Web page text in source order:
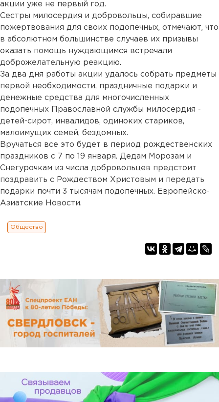
акции уже не первый год.
Сестры милосердия и добровольцы, собиравшие
пожертвования для своих подопечных, отмечают, что
в абсолютном большинстве случаев их призывы
оказать помощь нуждающимся встречали
доброжелательную реакцию.
За два дня работы акции удалось собрать предметы
первой необходимости, праздничные подарки и
денежные средства для многочисленных
подопечных Православной службы милосердия -
детей-сирот, инвалидов, одиноких стариков,
малоимущих семей, бездомных.
Вручаться все это будет в период рождественских
праздников с 7 по 19 января. Дедам Морозам и
Снегурочкам из числа добровольцев предстоит
поздравить с Рождеством Христовым и передать
подарки почти 3 тысячам подопечных. Европейско-
Азиатские Новости.
Общество